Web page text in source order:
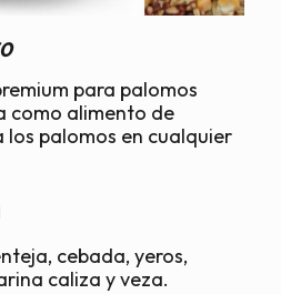
para palomos
como alimento de
palomos en cualquier
cebada, yeros,
caliza y veza.